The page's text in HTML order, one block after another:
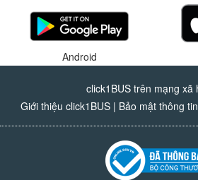
Android
click1BUS trên mạng xã
Giới thiệu click1BUS| Bảo mật thông tin